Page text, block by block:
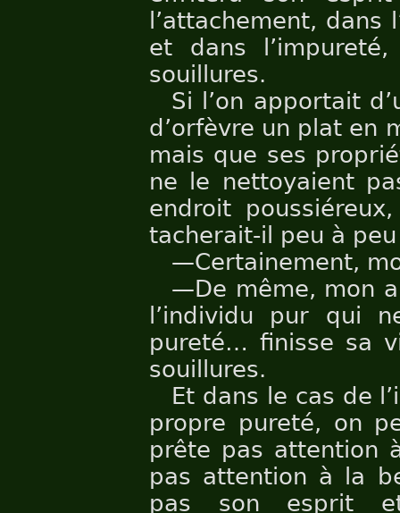
l’attachement, dans
et dans
souillures.
Si l’on apportait
d’orfèvre un plat en
mais que ses
ne le nettoyaient
endroit
tacherait-il peu à peu
—Certainement,
—De même, mon
l’individu pur qui
pureté… finisse sa
souillures.
Et dans le cas de
propre pureté, on
prête pas attention
pas attention à la
pas son esprit